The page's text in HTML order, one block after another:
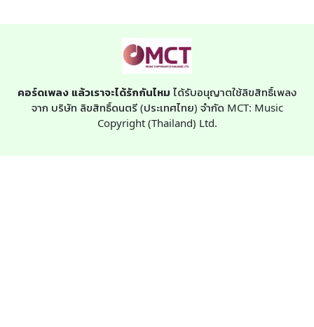
คอร์ดเพลง แล้วเราจะได้รักกันไหม ได้รับอนุญาตใช้ลิขสิทธิ์เพลง
จาก บริษัท ลิขสิทธิ์ดนตรี (ประเทศไทย) จำกัด MCT: Music
Copyright (Thailand) Ltd.